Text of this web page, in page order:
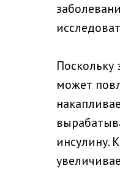
может
инсулину.